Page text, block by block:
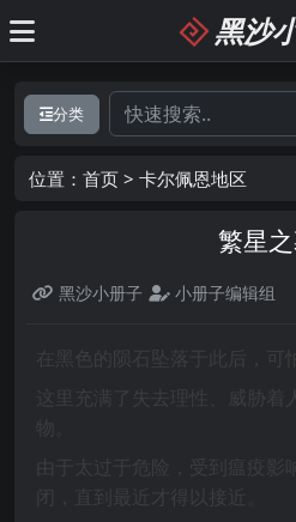
黑沙
分类
位置： 首页 > 卡尔佩恩地区
繁星
黑沙小册子 小册子编辑组
在黑色的陨石坠落于此后，
这里充满了失去理性、威胁
物。
由于太过于危险，受到瘟疫影
闭，直到最近才得以接近。